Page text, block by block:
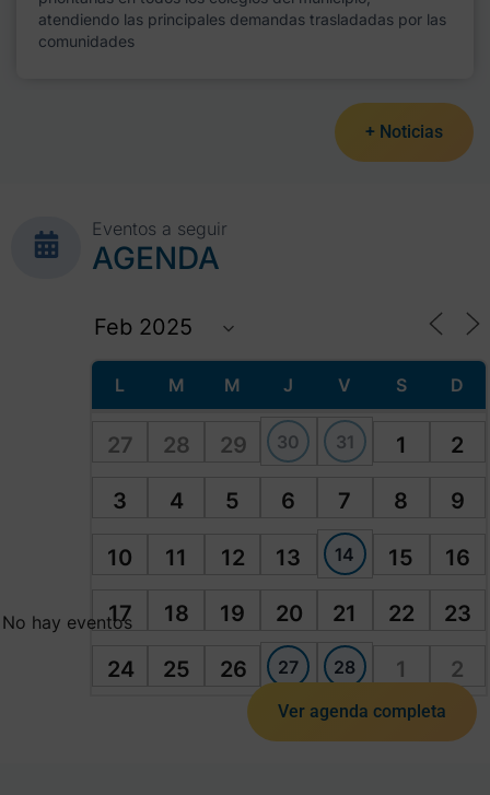
atendiendo las principales demandas trasladadas por las
comunidades
+ Noticias
Eventos a seguir
AGENDA
L M M J V S D
27 28 29 30 31 1 2
3 4 5 6 7 8 9
10 11 12 13 14 15 16
17 18 19 20 21 22 23
24 25 26 27 28 1 2
No hay eventos
Ver agenda completa